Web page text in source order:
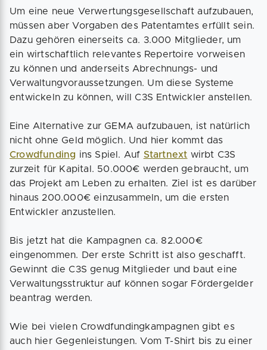
Um eine neue Verwertungsgesellschaft aufzubauen,
müssen aber Vorgaben des Patentamtes erfüllt sein.
Dazu gehören einerseits ca. 3.000 Mitglieder, um
ein wirtschaftlich relevantes Repertoire vorweisen
zu können und anderseits Abrechnungs- und
Verwaltungvoraussetzungen. Um diese Systeme
entwickeln zu können, will C3S Entwickler anstellen.
Eine Alternative zur GEMA aufzubauen, ist natürlich
nicht ohne Geld möglich. Und hier kommt das
Crowdfunding ins Spiel. Auf Startnext wirbt C3S
zurzeit für Kapital. 50.000€ werden gebraucht, um
das Projekt am Leben zu erhalten. Ziel ist es darüber
hinaus 200.000€ einzusammeln, um die ersten
Entwickler anzustellen.
Bis jetzt hat die Kampagnen ca. 82.000€
eingenommen. Der erste Schritt ist also geschafft.
Gewinnt die C3S genug Mitglieder und baut eine
Verwaltungsstruktur auf können sogar Fördergelder
beantrag werden.
Wie bei vielen Crowdfundingkampagnen gibt es
auch hier Gegenleistungen. Vom T-Shirt bis zu einer